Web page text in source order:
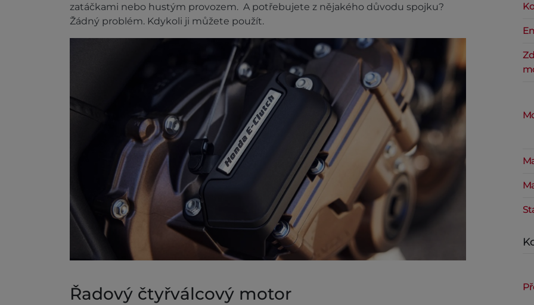
zatáčkami nebo hustým provozem. A potřebujete z nějakého důvodu spojku?
Žádný problém. Kdykoli ji můžete použít.
Řadový čtyřválcový motor